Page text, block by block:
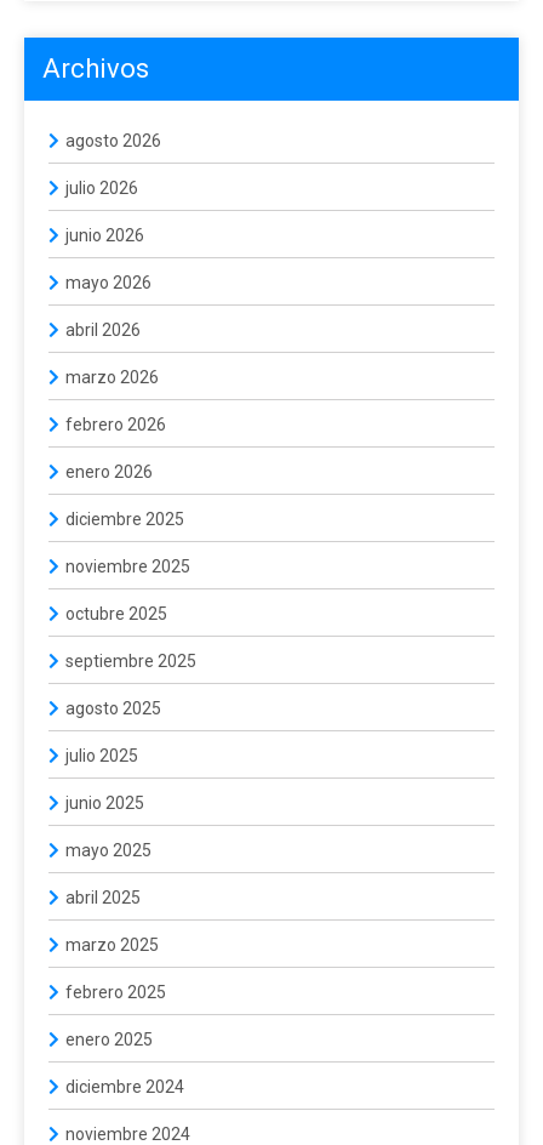
Archivos
agosto 2026
julio 2026
junio 2026
mayo 2026
abril 2026
marzo 2026
febrero 2026
enero 2026
diciembre 2025
noviembre 2025
octubre 2025
septiembre 2025
agosto 2025
julio 2025
junio 2025
mayo 2025
abril 2025
marzo 2025
febrero 2025
enero 2025
diciembre 2024
noviembre 2024